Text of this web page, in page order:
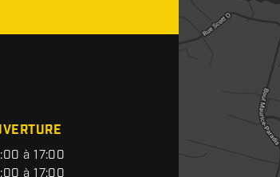
à 17:00
à 17:00